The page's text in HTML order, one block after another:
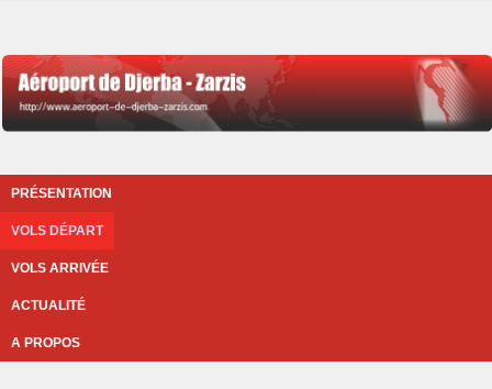
PRÉSENTATION
VOLS DÉPART
VOLS ARRIVÉE
ACTUALITÉ
A PROPOS